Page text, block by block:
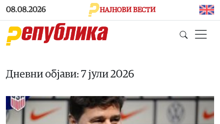
Skip to main content
08.08.2026 НАЈНОВИ ВЕСТИ
Дневни објави: 7 јули 2026